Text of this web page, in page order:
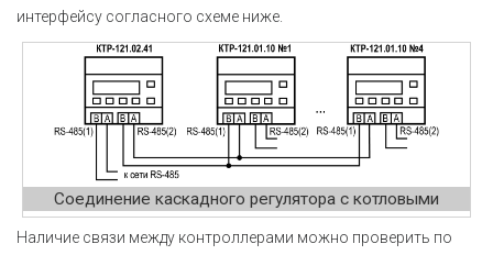
интерфейсу согласного схеме ниже.
Соединение каскадного регулятора с котловыми
Наличие связи между контроллерами можно проверить по